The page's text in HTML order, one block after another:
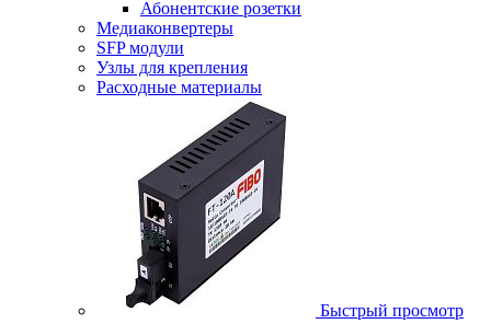
Абонентские розетки
Медиаконвертеры
SFP модули
Узлы для крепления
Расходные материалы
Быстрый просмотр